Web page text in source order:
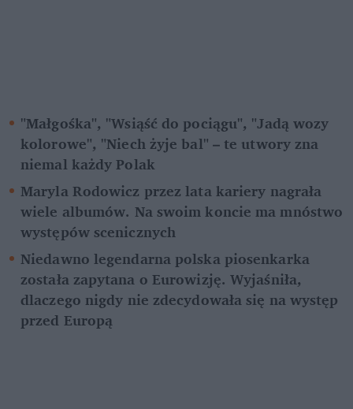
"Małgośka", "Wsiąść do pociągu", "Jadą wozy
kolorowe", "Niech żyje bal" – te utwory zna
niemal każdy Polak
Maryla Rodowicz przez lata kariery nagrała
wiele albumów. Na swoim koncie ma mnóstwo
występów scenicznych
Niedawno legendarna polska piosenkarka
została zapytana o Eurowizję. Wyjaśniła,
dlaczego nigdy nie zdecydowała się na występ
przed Europą